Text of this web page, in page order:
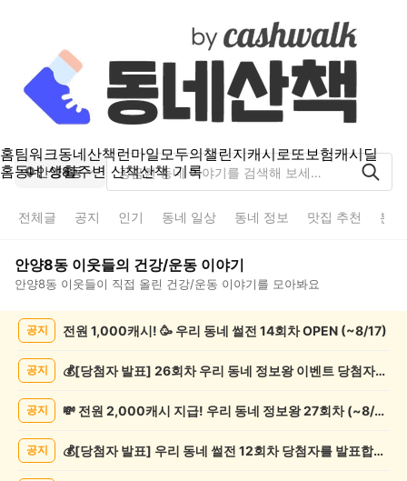
홈팀워크동네산책런마일모두의챌린지캐시로또보험캐시딜
홈동네 생활주변 산책산책 기록
안양8동
전체글 공지 인기 동네 일상 동네 정보 맛집 추천 분
안양8동 이웃들의 건강/운동 이야기
안양8동 이웃들이 직접 올린 건강/운동 이야기를 모아봐요
강/
공지 전원 1,000캐시! 🥳 우리 동네 썰전 14회차 OPEN (~8/17)
공지 💰[당첨자 발표] 26회차 우리 동네 정보왕 이벤트 당첨자를 발표합니다!
공지 💸 전원 2,000캐시 지급! 우리 동네 정보왕 27회차 (~8/10)
공지 💰[당첨자 발표] 우리 동네 썰전 12회차 당첨자를 발표합니다!